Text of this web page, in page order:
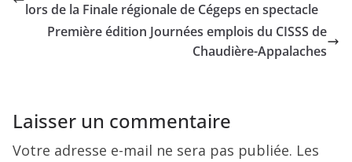
lors de la Finale régionale de Cégeps en spectacle
Première édition Journées emplois du CISSS de
Chaudière-Appalaches
Laisser un commentaire
Votre adresse e-mail ne sera pas publiée. Les